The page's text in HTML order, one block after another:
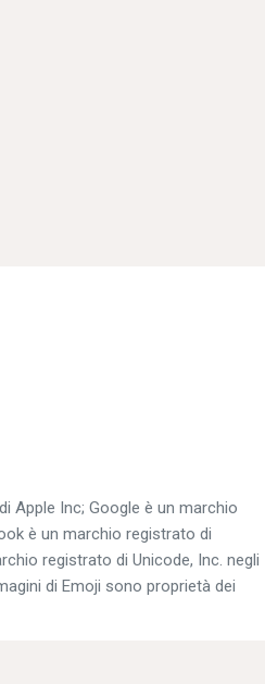
Apple Inc; Google è un marchio
è un marchio registrato di
registrato di Unicode, Inc. negli
di Emoji sono proprietà dei